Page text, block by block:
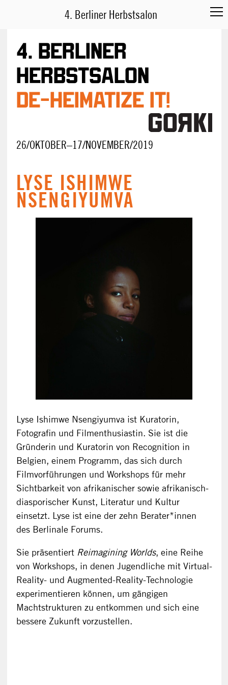
4. Berliner
Herbstsalon
DE-HEIMATIZE IT!
26/OKTOBER–17/NOVEMBER/2019
4. Berliner Herbstsalon
LYSE ISHIMWE
NSENGIYUMVA
Lyse Ishimwe Nsengiyumva ist Kuratorin,
Fotografin und Filmenthusiastin. Sie ist die
Gründerin und Kuratorin von Recognition in
Belgien, einem Programm, das sich durch
Filmvorführungen und Workshops für mehr
Sichtbarkeit von afrikanischer sowie afrikanisch-
diasporischer Kunst, Literatur und Kultur
einsetzt. Lyse ist eine der zehn Berater*innen
des Berlinale Forums.
Sie präsentiertReimagining Worlds, eine Reihe
von Workshops, in denen Jugendliche mit Virtual-
Reality- und Augmented-Reality-Technologie
experimentieren können, um gängigen
Machtstrukturen zu entkommen und sich eine
bessere Zukunft vorzustellen.